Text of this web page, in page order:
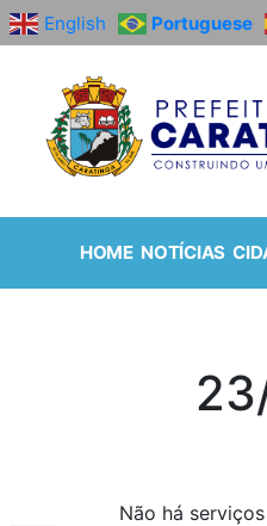
English Portuguese
HOME NOTÍCIAS
Não há